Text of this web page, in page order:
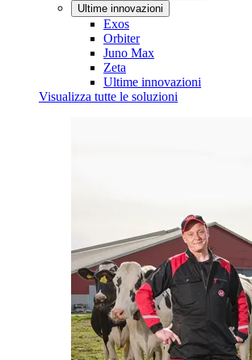
Ultime innovazioni
Exos
Orbiter
Juno Max
Zeta
Ultime innovazioni
Visualizza tutte le soluzioni